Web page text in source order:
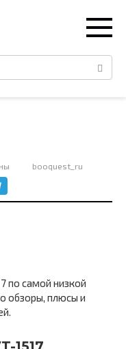
booquest_ru
по самой низкой
обзоры, плюсы и